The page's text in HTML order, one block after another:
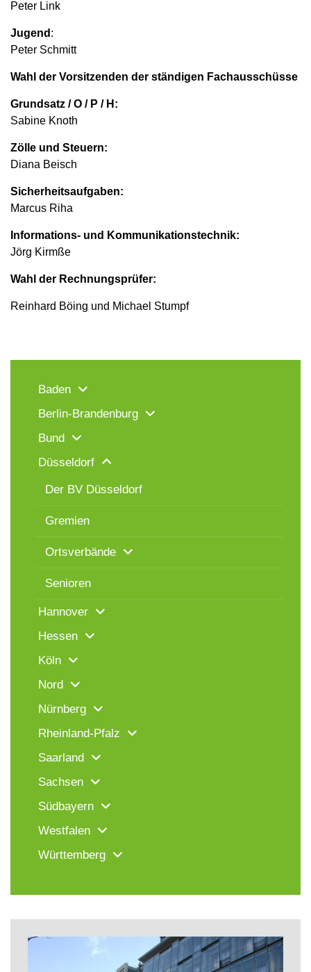
Peter Link
Jugend :
Peter Schmitt
Wahl der Vorsitzenden der ständigen Fachausschüsse
Grundsatz / O / P / H:
Sabine Knoth
Zölle und Steuern:
Diana Beisch
Sicherheitsaufgaben:
Marcus Riha
Informations- und Kommunikationstechnik:
Jörg Kirmße
Wahl der Rechnungsprüfer:
Reinhard Böing und Michael Stumpf
Baden
Berlin-Brandenburg
Bund
Düsseldorf
Der BV Düsseldorf
Gremien
Ortsverbände
Senioren
Hannover
Hessen
Köln
Nord
Nürnberg
Rheinland-Pfalz
Saarland
Sachsen
Südbayern
Westfalen
Württemberg